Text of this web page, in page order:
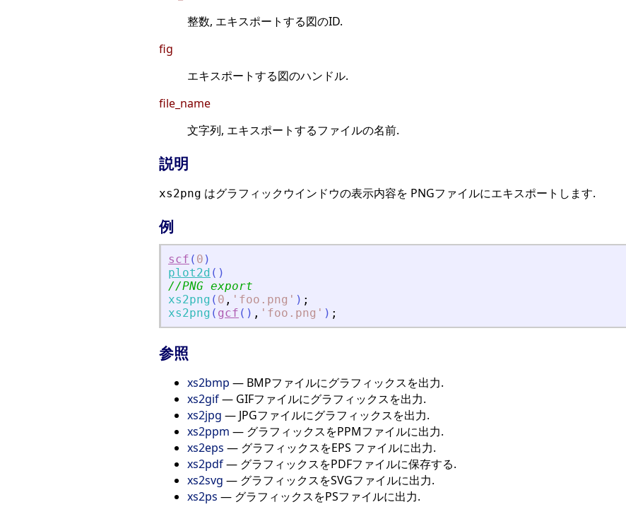
整数, エキスポートする図のID.
fig
エキスポートする図のハンドル.
file_name
文字列, エキスポートするファイルの名前.
説明
xs2png はグラフィックウインドウの表示内容を PNGファイルにエキスポートします.
例
scf ( 0 )
plot2d ( )
//PNG export
xs2png ( 0 , ' foo.png ' ) ;
xs2png ( gcf ( ) , ' foo.png ' ) ;
参照
xs2bmp — BMPファイルにグラフィックスを出力.
xs2gif— GIFファイルにグラフィックスを出力.
xs2jpg — JPGファイルにグラフィックスを出力.
xs2ppm — グラフィックスをPPMファイルに出力.
xs2eps — グラフィックスをEPS ファイルに出力.
xs2pdf— グラフィックスをPDFファイルに保存する.
xs2svg — グラフィックスをSVGファイルに出力.
xs2ps — グラフィックスをPSファイルに出力.